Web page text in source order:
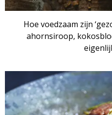
Hoe voedzaam zijn
ahornsiroop,